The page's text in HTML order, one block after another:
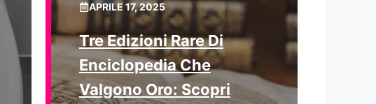
APRILE 17, 2025
Tre Edizioni Rare Di
Enciclopedia Che
Valgono Oro: Scopri